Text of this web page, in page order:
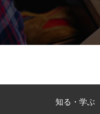
知る・学ぶ